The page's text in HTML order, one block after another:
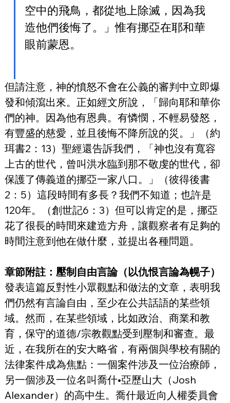
空中的飛鳥，都從地上除滅，因為我
造他們後悔了。」惟有挪亞在耶和華
眼前蒙恩。
但請注意，神的憤怒不會在公義的審判中立即爆
發和傾瀉出來。正如經文所說，「歸向耶和華你
們的神。因為他有恩典。有憐憫，不輕易發怒，
有豐盛的慈愛，並且後悔不降所說的災。」（約
珥書2：13）聖經還告訴我們，「神也沒有寬容
上古的世代，曾叫洪水臨到那不敬虔的世代，卻
保護了傳義道的挪亞一家八口。」（彼得後書
2：5）這段時間有多長？我們不知道；也許是
120年。（創世記6：3）但可以肯定的是，挪亞
花了很長的時間來建造方舟，讓觀察者有足夠的
時間注意到他在做什麼，並提出各種問題。
章節附註：壓制自由言論（以仇恨言論為幌子）
發表這篇反對性小眾觀點和做法的文章，表明我
們仍然有言論自由，至少在公共話語的某些領
域。然而，在某些領域，比如政治、商業和教
育，保守的道德/宗教觀點受到壓制和審查。最
近，在我所在的安大略省，有兩個與學校有關的
法律案件成為焦點：一個案件涉及一位治療師，
另一個涉及一位名叫喬什•亞歷山大（Josh
Alexander）的高中生。喬什最近向人權委員會